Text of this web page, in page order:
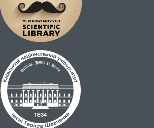
напруг.
аналіз дозволив визначити
стискальних напруг, їхній
осадового розрізу,
грязевулканізм і
розглянутих
елементів.